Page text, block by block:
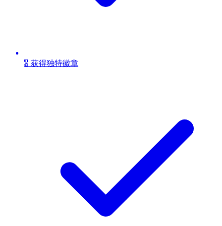
🎖️ 获得独特徽章